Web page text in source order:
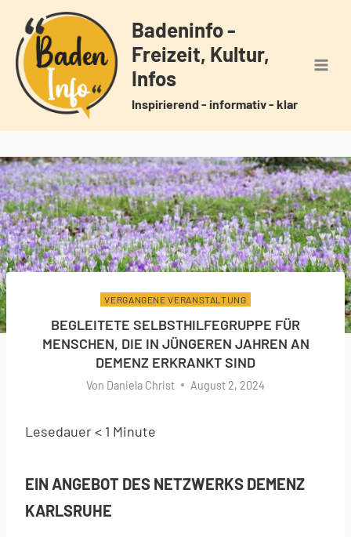
Inhalt
springen
Badeninfo -
Freizeit, Kultur,
Infos
Inspirierend - informativ - klar
VERGANGENE VERANSTALTUNG
BEGLEITETE SELBSTHILFEGRUPPE FÜR
MENSCHEN, DIE IN JÜNGEREN JAHREN AN
DEMENZ ERKRANKT SIND
Von Daniela Christ August 2, 2024
Lesedauer< 1 Minute
EIN ANGEBOT DES NETZWERKS DEMENZ
KARLSRUHE